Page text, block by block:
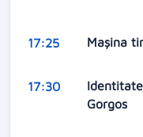
17:25 Mașina
17:30
Gorgos